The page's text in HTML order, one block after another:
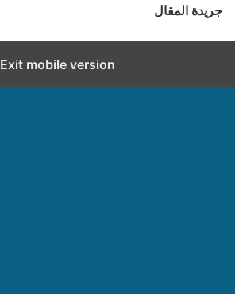
جريدة المقال
Exit mobile version